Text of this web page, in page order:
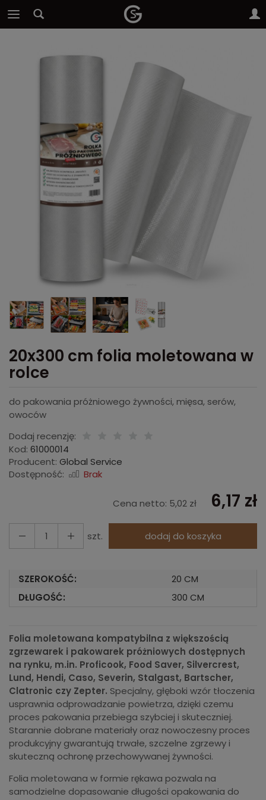
20x300 cm folia moletowana w
rolce
do pakowania próżniowego żywności, mięsa, serów,
owoców
Dodaj recenzję:
Kod: 61000014
Producent: Global Service
Dostępność:
Brak
Cena netto: 5,02 zł 6,17 zł
szt. dodaj do koszyka
SZEROKOŚĆ:
20 CM
DŁUGOŚĆ:
300 CM
Folia moletowana kompatybilna z większością
zgrzewarek i pakowarek próżniowych dostępnych
na rynku, m.in. Proficook, Food Saver, Silvercrest,
Lund, Hendi, Caso, Severin, Stalgast, Bartscher,
Clatronic czy Zepter. Specjalny, głęboki wzór tłoczenia
usprawnia odprowadzanie powietrza, dzięki czemu
proces pakowania przebiega szybciej i skuteczniej.
Starannie dobrane materiały oraz nowoczesny proces
produkcyjny gwarantują trwałe, szczelne zgrzewy i
skuteczną ochronę przechowywanej żywności.
Folia moletowana w formie rękawa pozwala na
samodzielne dopasowanie długości opakowania do